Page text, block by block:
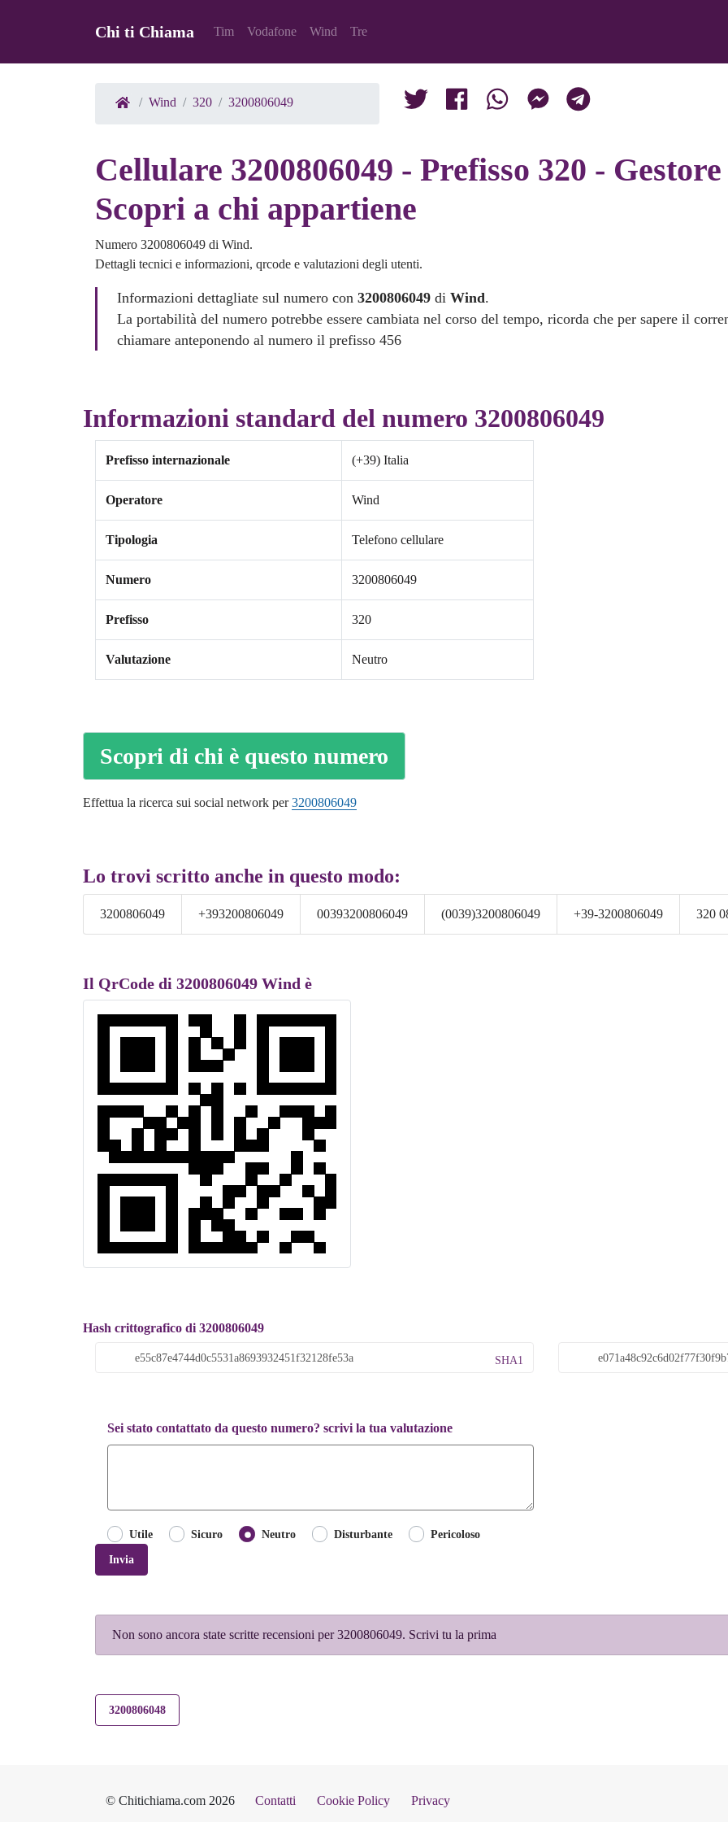
Chi ti Chiama Tim Vodafone Wind Tre
Wind 320 3200806049
Cellulare 3200806049 - Prefisso 320 -
Scopri a chi appartiene
Numero 3200806049 di Wind.
Dettagli tecnici e informazioni, qrcode e valutazioni degli utenti.
Informazioni dettagliate sul numero con3200806049 diWind.
La portabilità del numero potrebbe essere cambiata nel corso del tempo, ricorda che per sapere il
chiamare anteponendo al numero il prefisso 456
Informazioni standard del numero 3200806049
Prefisso internazionale (+39) Italia
Operatore Wind
Tipologia Telefono cellulare
Numero 3200806049
Prefisso 320
Valutazione Neutro
Scopri di chi è questo numero
Effettua la ricerca sui social network per3200806049
Lo trovi scritto anche in questo modo:
3200806049 +393200806049 00393200806049 (0039)3200806049 +39-3200806049 320
Il QrCode di 3200806049 Wind è
Hash crittografico di 3200806049
SHA1
Sei stato contattato da questo numero? scrivi la tua valutazione
Utile Sicuro Neutro Disturbante
Pericoloso
Invia
Non sono ancora state scritte recensioni per 3200806049. Scrivi tu la prima
3200806048
© Chitichiama.com 2026 Contatti Cookie Policy Privacy